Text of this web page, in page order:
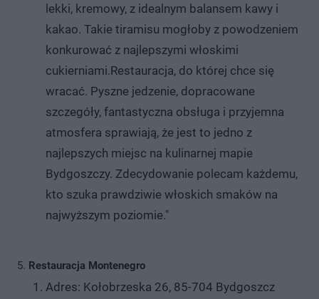
lekki, kremowy, z idealnym balansem kawy i
kakao. Takie tiramisu mogłoby z powodzeniem
konkurować z najlepszymi włoskimi
cukierniami.Restauracja, do której chce się
wracać. Pyszne jedzenie, dopracowane
szczegóły, fantastyczna obsługa i przyjemna
atmosfera sprawiają, że jest to jedno z
najlepszych miejsc na kulinarnej mapie
Bydgoszczy. Zdecydowanie polecam każdemu,
kto szuka prawdziwie włoskich smaków na
najwyższym poziomie."
Restauracja Montenegro
Adres: Kołobrzeska 26, 85-704 Bydgoszcz